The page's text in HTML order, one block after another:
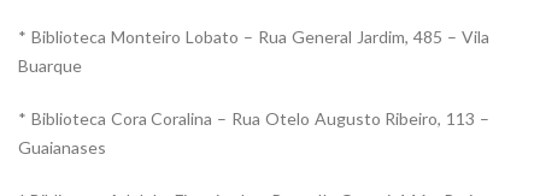
* Biblioteca Monteiro Lobato – Rua General Jardim, 485 – Vila
Buarque
* Biblioteca Cora Coralina – Rua Otelo Augusto Ribeiro, 113 –
Guaianases